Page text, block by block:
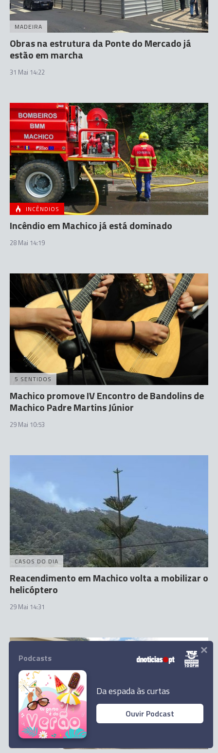
MADEIRA
Obras na estrutura da Ponte do Mercado já
estão em marcha
31 Mai 14:22
INCÊNDIOS
Incêndio em Machico já está dominado
28 Mai 14:19
5 SENTIDOS
Machico promove IV Encontro de Bandolins de
Machico Padre Martins Júnior
29 Mai 10:53
CASOS DO DIA
Reacendimento em Machico volta a mobilizar o
helicóptero
29 Mai 14:31
Podcasts
Da espada às curtas
Ouvir Podcast
×